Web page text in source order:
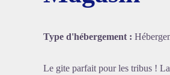
Type d'hébergement :
Le gite parfait pour les tribus !